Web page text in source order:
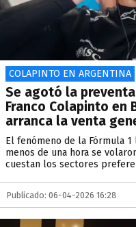
COLAPINTO EN ARGENTINA
Se agotó la
Franco Colapinto en
arranca la venta
El fenómeno de la Fórmula
menos de una hora se
cuestan los sectores
Publicado: 06-04-2026 16:28